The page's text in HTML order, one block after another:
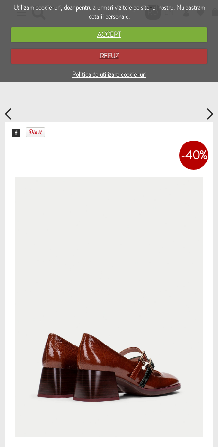
Utilizam cookie-uri, doar pentru a urmari vizitele pe site-ul nostru. Nu pastram
detalii personale.
ACCEPT
REFUZ
Politica de utilizare cookie-uri
RO EN
-40%